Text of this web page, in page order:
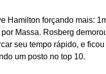
Hamilton forçando mais:
Massa. Rosberg
seu tempo rápido, e
um posto no top 10.